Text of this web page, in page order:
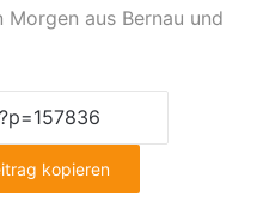
Morgen aus Bernau und
kopieren